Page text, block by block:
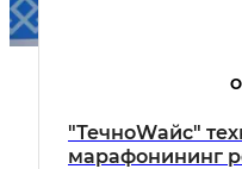
"ТечноWайс"
марафонининг